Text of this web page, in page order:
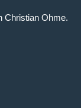
Christian Ohme.